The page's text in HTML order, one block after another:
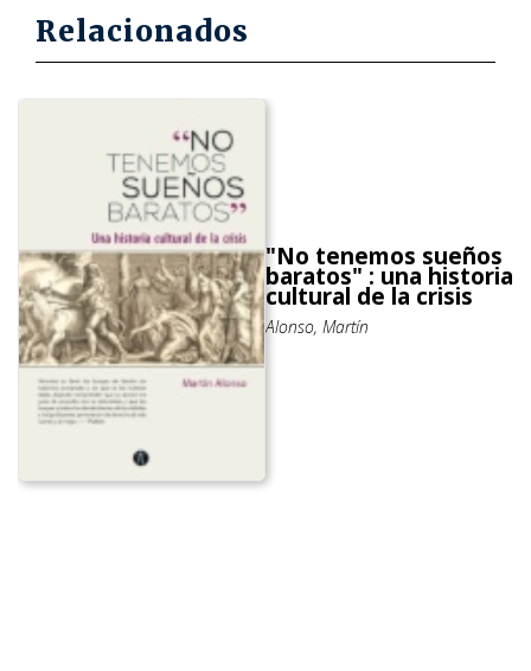
Relacionados
"No tenemos sueños
baratos" : una historia
cultural de la crisis
Alonso, Martín